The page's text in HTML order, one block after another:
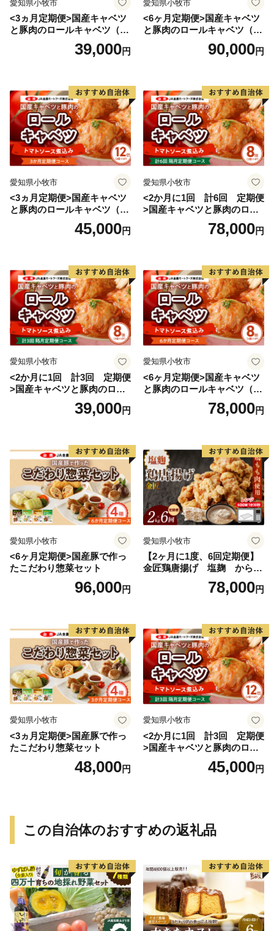
愛知県小牧市
<3ヵ月定期便>国産キャベツ
と豚肉のロールキャベツ（4P
39,000円
愛知県小牧市
<6ヶ月定期便>国産キャベツ
と豚肉のロールキャベツ（6P
90,000円
愛知県小牧市
<3ヵ月定期便>国産キャベツ
と豚肉のロールキャベツ（6P
45,000円
愛知県小牧市
<2か月に1回 計6回 定期便
>国産キャベツと豚肉のロー
ルキャベツ（4P入り）
78,000円
愛知県小牧市
<2か月に1回 計3回 定期便
>国産キャベツと豚肉のロー
ルキャベツ（4P入り）
39,000円
愛知県小牧市
<6ヶ月定期便>国産キャベツ
と豚肉のロールキャベツ（4P
78,000円
愛知県小牧市
<6ヶ月定期便>国産豚で作っ
たこだわり惣菜セット
96,000円
愛知県小牧市
【2ヶ月に1度、6回定期便】
金匠鶏唐揚げ 塩麹 からあ
78,000円
愛知県小牧市
<3ヵ月定期便>国産豚で作っ
たこだわり惣菜セット
48,000円
愛知県小牧市
<2か月に1回 計3回 定期便
>国産キャベツと豚肉のロー
ルキャベツ（6P入り）
45,000円
この自治体のおすすめの返礼品